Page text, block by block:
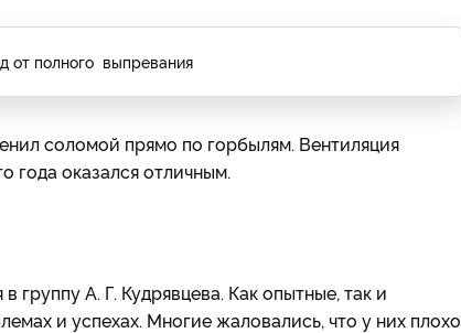
от полного выпревания
соломой прямо по горбылям. Вентиляция
года оказался отличным.
А. Г. Кудрявцева. Как опытные, так и
и успехах. Многие жаловались, что у них плохо